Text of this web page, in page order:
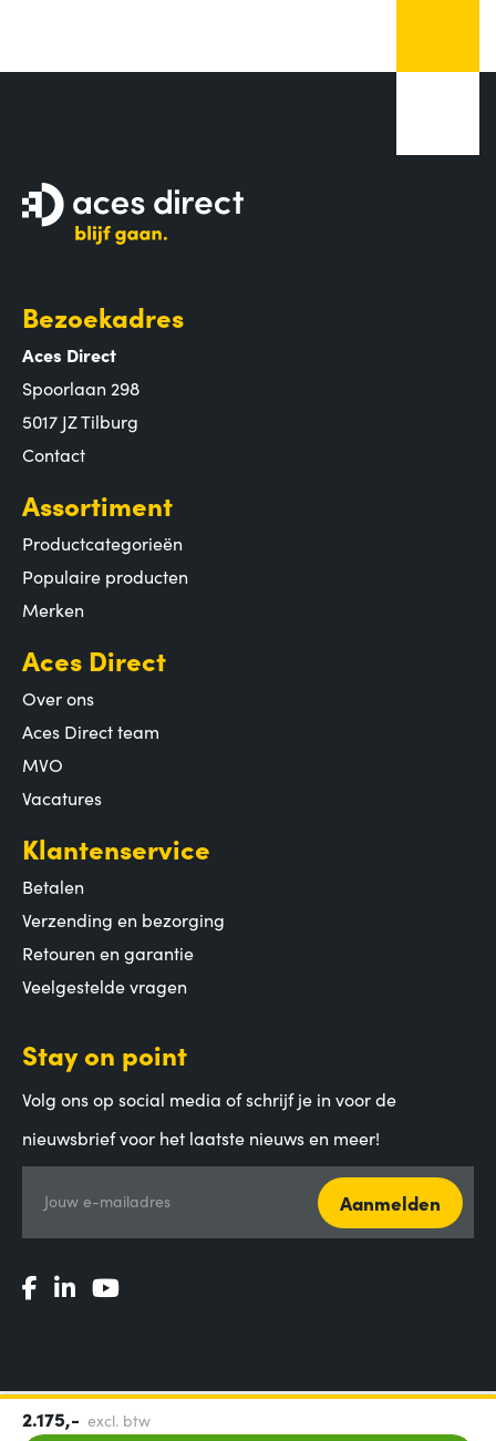
2.175,- excl. btw
Bezoekadres
Aces Direct
Spoorlaan 298
5017 JZ Tilburg
Contact
Assortiment
Productcategorieën
Populaire producten
Merken
Aces Direct
Over ons
Aces Direct team
MVO
Vacatures
Klantenservice
Betalen
Verzending en bezorging
Retouren en garantie
Veelgestelde vragen
Stay on point
Volg ons op social media of schrijf je in voor de
nieuwsbrief voor het laatste nieuws en meer!
Jouw e-mailadres Aanmelden
Algemene voorwaarden